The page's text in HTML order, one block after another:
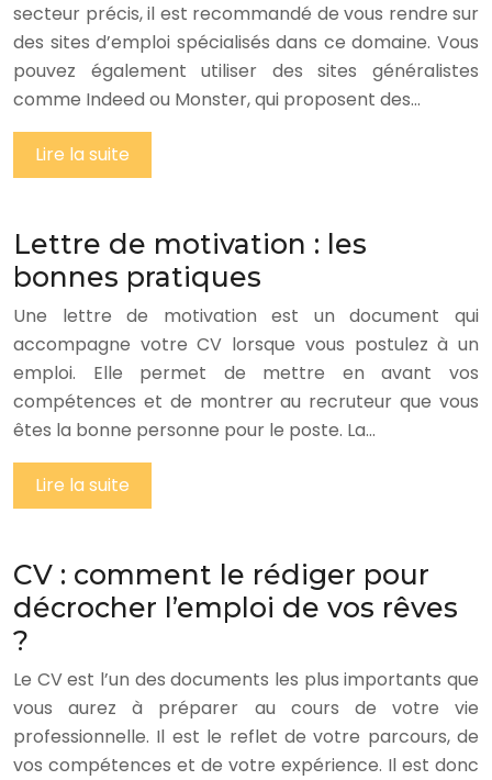
secteur précis, il est recommandé de vous rendre sur
des sites d’emploi spécialisés dans ce domaine. Vous
pouvez également utiliser des sites généralistes
comme Indeed ou Monster, qui proposent des…
Lire la suite
Lettre de motivation : les
bonnes pratiques
Une lettre de motivation est un document qui
accompagne votre CV lorsque vous postulez à un
emploi. Elle permet de mettre en avant vos
compétences et de montrer au recruteur que vous
êtes la bonne personne pour le poste. La…
Lire la suite
CV : comment le rédiger pour
décrocher l’emploi de vos rêves
?
Le CV est l’un des documents les plus importants que
vous aurez à préparer au cours de votre vie
professionnelle. Il est le reflet de votre parcours, de
vos compétences et de votre expérience. Il est donc